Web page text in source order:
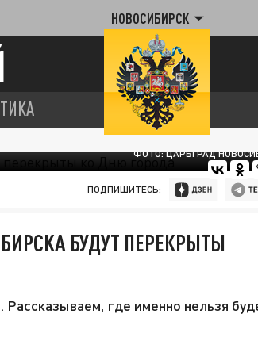
НОВОСИБИРСК
ФОТО: ЦАРЬГРАД
ПОДПИШИТЕСЬ:
БУДУТ ПЕРЕКРЫТЫ
где именно нельзя